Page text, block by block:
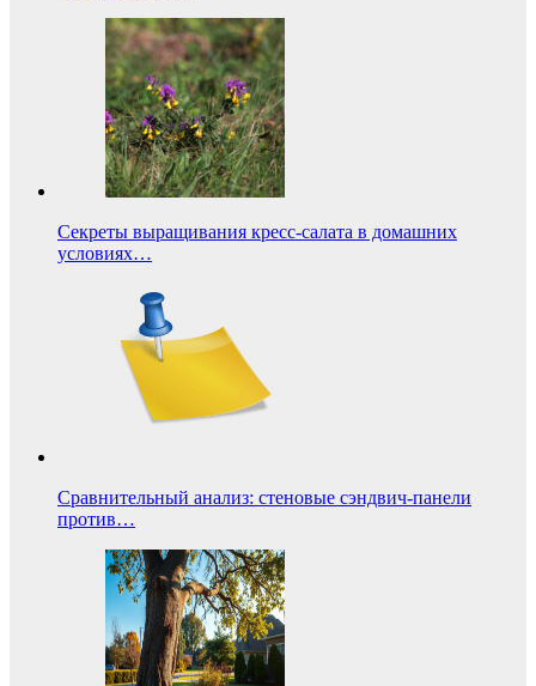
Секреты выращивания кресс-салата в домашних
условиях…
Сравнительный анализ: стеновые сэндвич-панели
против…